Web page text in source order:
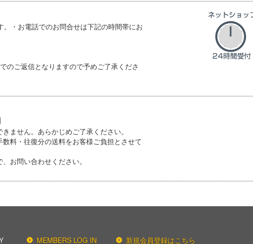
・お電話でのお問合せは下記の時間帯にお
のご返信となりますので予めご了承くださ
ません。あらかじめご了承ください。
料・往復分の送料をお客様ご負担とさせて
お問い合わせください。
MEMBERS LOG IN 新規会員登録はこちら